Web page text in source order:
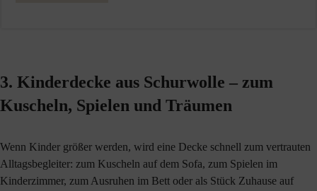
3. Kinderdecke aus Schurwolle – zum
Kuscheln, Spielen und Träumen
Wenn Kinder größer werden, wird eine Decke schnell zum vertrauten
Alltagsbegleiter: zum Kuscheln auf dem Sofa, zum Spielen im
Kinderzimmer, zum Ausruhen im Bett oder als Stück Zuhause auf